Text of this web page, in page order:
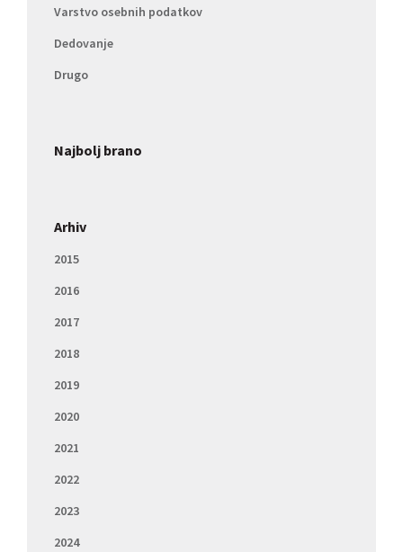
Varstvo osebnih podatkov
Dedovanje
Drugo
Najbolj brano
Arhiv
2015
2016
2017
2018
2019
2020
2021
2022
2023
2024